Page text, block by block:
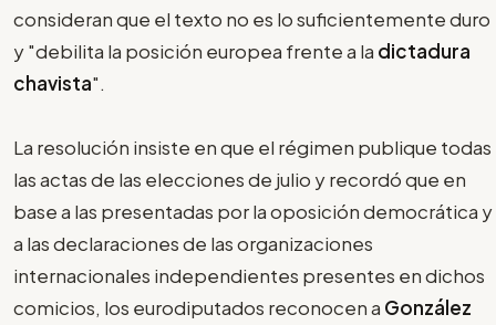
consideran que el texto no es lo suficientemente duro
y "debilita la posición europea frente a la dictadura
chavista".
La resolución insiste en que el régimen publique todas
las actas de las elecciones de julio y recordó que en
base a las presentadas por la oposición democrática y
a las declaraciones de las organizaciones
internacionales independientes presentes en dichos
comicios, los eurodiputados reconocen a González